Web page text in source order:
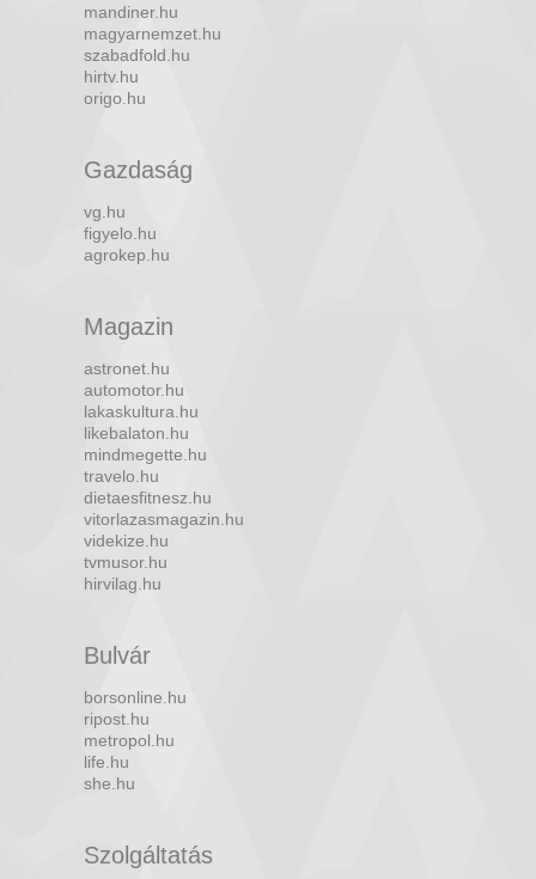
mandiner.hu
magyarnemzet.hu
szabadfold.hu
hirtv.hu
origo.hu
Gazdaság
vg.hu
figyelo.hu
agrokep.hu
Magazin
astronet.hu
automotor.hu
lakaskultura.hu
likebalaton.hu
mindmegette.hu
travelo.hu
dietaesfitnesz.hu
vitorlazasmagazin.hu
videkize.hu
tvmusor.hu
hirvilag.hu
Bulvár
borsonline.hu
ripost.hu
metropol.hu
life.hu
she.hu
Szolgáltatás